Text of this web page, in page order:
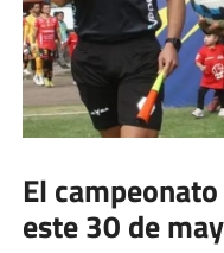
El
este 30 de